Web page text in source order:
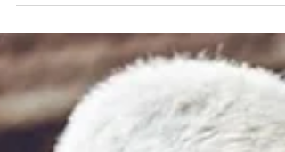
et...